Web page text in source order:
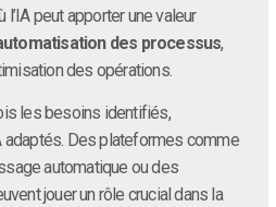
peut apporter une valeur
des processus,
des opérations.
les besoins identifiés,
adaptés. Des plateformes comme
automatique ou des
jouer un rôle crucial dans la